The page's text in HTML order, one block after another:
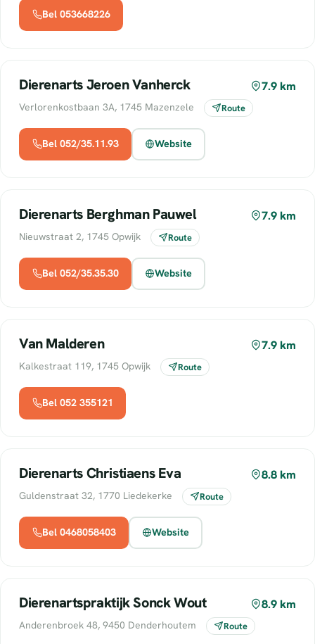
Bel 053668226
Dierenarts Jeroen Vanherck 7.9 km
Verlorenkostbaan 3A, 1745 Mazenzele Route
Bel 052/35.11.93 Website
Dierenarts Berghman Pauwel 7.9 km
Nieuwstraat 2, 1745 Opwijk Route
Bel 052/35.35.30 Website
Van Malderen 7.9 km
Kalkestraat 119, 1745 Opwijk Route
Bel 052 355121
Dierenarts Christiaens Eva 8.8 km
Guldenstraat 32, 1770 Liedekerke Route
Bel 0468058403 Website
Dierenartspraktijk Sonck Wout 8.9 km
Anderenbroek 48, 9450 Denderhoutem Route